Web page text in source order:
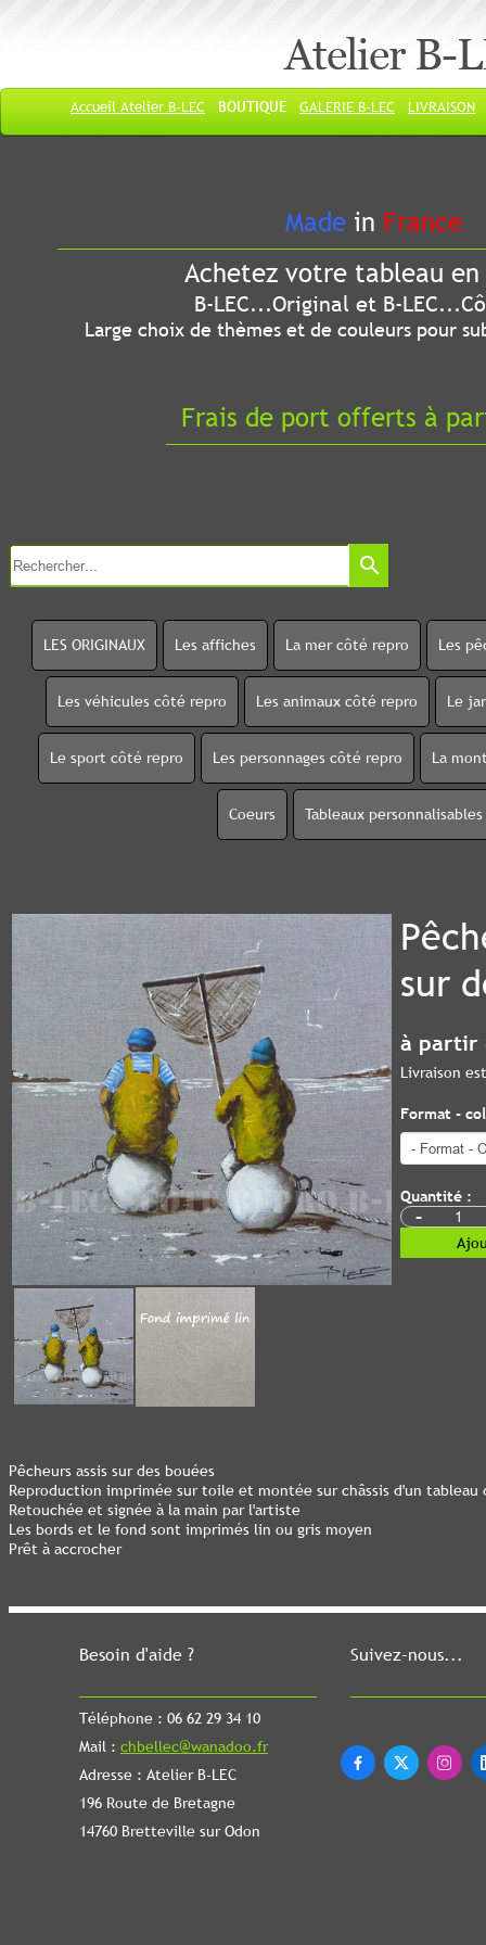
Atelier B-
Accueil Atelier B-LEC BOUTIQUE GALERIE B-LEC LIVRAISON
Besoin d'aide ?
Téléphone : 06 62 29 34 10
Mail : chbellec@wanadoo.fr
Adresse : Atelier B-LEC
196 Route de Bretagne
14760 Bretteville sur Odon
Suivez-nous...
  
Made in France
Achetez votre tableau
B-LEC...Original et B-
Large choix de thèmes et de couleurs pour
Frais de port offerts à
search
LES ORIGINAUX Les affiches La mer côté repro Les
Les véhicules côté repro Les animaux côté repro Le
Le sport côté repro Les personnages côté repro La
Coeurs Tableaux personnalisables
sur
à partir
Livraison
Format -
Quantité :
-
Pêcheurs assis sur des bouées
Reproduction imprimée sur toile et montée sur châssis d'un tableau
Retouchée et signée à la main par l'artiste
Les bords et le fond sont imprimés lin ou gris moyen
Prêt à accrocher